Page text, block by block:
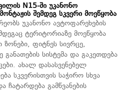
N15-ში უკანონო
შემდეგ სკვერი მოეწყობა
უკანონო ავტოფარეხების
ტერიტორიაზე მოეწყობა
ზონები, ფიტნეს სივრცე,
სისტემა და გაკეთდება
ახალ დასასვენებელ
სკვერისთვის საჭირო სხვა
ჩატარდება გამწვანების